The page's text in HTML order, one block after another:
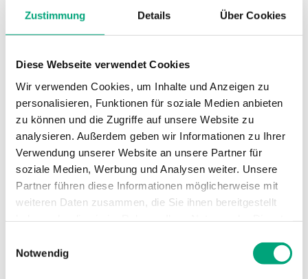
Zustimmung Details Über Cookies
Diese Webseite verwendet Cookies
Wir verwenden Cookies, um Inhalte und Anzeigen zu
personalisieren, Funktionen für soziale Medien anbieten
zu können und die Zugriffe auf unsere Website zu
analysieren. Außerdem geben wir Informationen zu Ihrer
Verwendung unserer Website an unsere Partner für
soziale Medien, Werbung und Analysen weiter. Unsere
Partner führen diese Informationen möglicherweise mit
weiteren Daten zusammen, die Sie ihnen bereitgestellt
Notwendig
Umgebungsfeuchte
0…95 % RH
Umgebungstemperatur -25…50 °C
Montage Wand
Abmessungen, außen
120x40x112 mm
nicht aggressive